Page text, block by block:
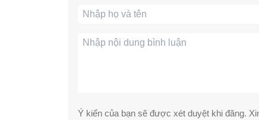
Ý kiến của bạn sẽ được xét duyệt khi đăng.